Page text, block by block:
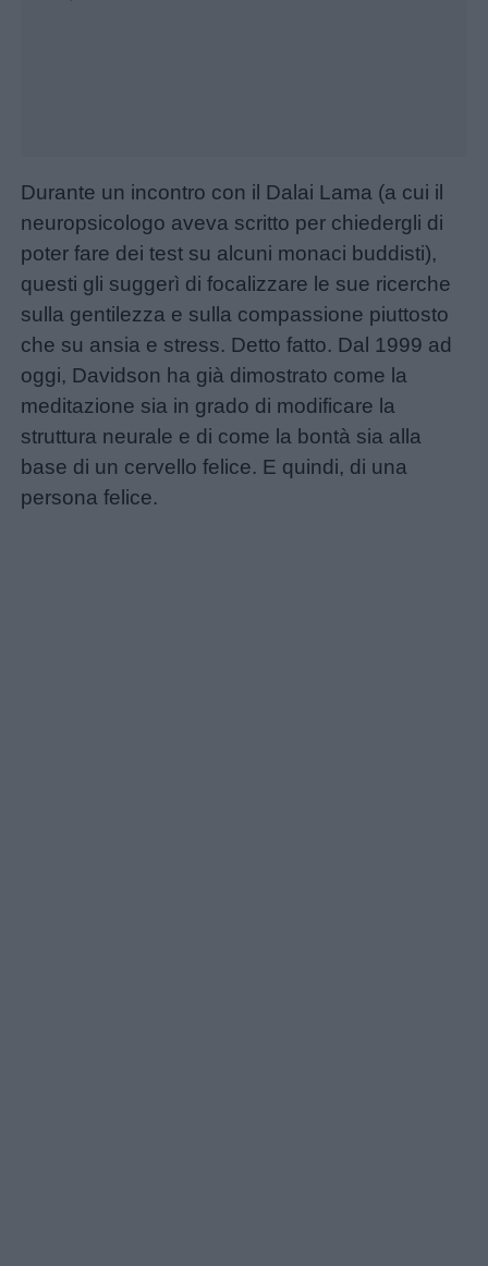
Menu
Schede
didattiche
Disegni
da
colorare
Durante un incontro con il Dalai Lama (a cui il
neuropsicologo aveva scritto per chiedergli di
poter fare dei test su alcuni monaci buddisti),
questi gli suggerì di focalizzare le sue ricerche
sulla gentilezza e sulla compassione piuttosto
che su ansia e stress. Detto fatto. Dal 1999 ad
oggi, Davidson ha già dimostrato come la
meditazione sia in grado di modificare la
struttura neurale e di come la bontà sia alla
base di un cervello felice. E quindi, di una
persona felice.